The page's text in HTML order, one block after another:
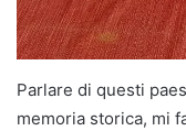
Parlare di questi
memoria storica, mi